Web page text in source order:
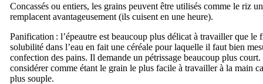
Concassés ou entiers, les grains peuvent être utilisés comme le riz
remplacent avantageusement (ils cuisent en une heure).
Panification : l’épeautre est beaucoup plus délicat à travailler que le
solubilité dans l’eau en fait une céréale pour laquelle il faut bien
confection des pains. Il demande un pétrissage beaucoup plus
considérer comme étant le grain le plus facile à travailler à la main
plus souple.